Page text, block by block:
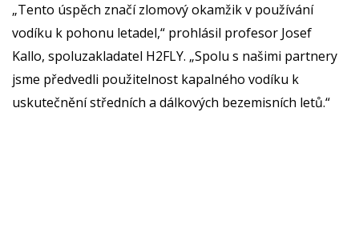
„Tento úspěch značí zlomový okamžik v používání
vodíku k pohonu letadel,“ prohlásil profesor Josef
Kallo, spoluzakladatel H2FLY. „Spolu s našimi partnery
jsme předvedli použitelnost kapalného vodíku k
uskutečnění středních a dálkových bezemisních letů.“